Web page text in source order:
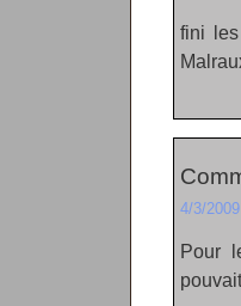
fini
4/3/
Pour